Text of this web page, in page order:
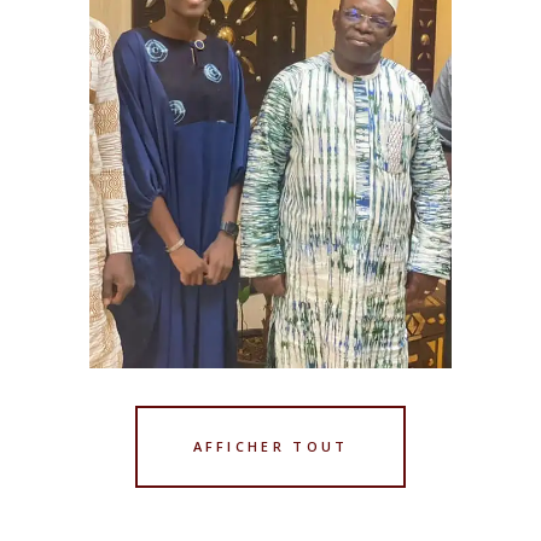
subvention(Fonds de Soutien
à la structuration des
organisations culturelles),
avec des activités prévues du
14 au 18 septembre à la
Fondation sur le Niger à
Ségou. Ce projet vise à
dénoncer la maltraitance et
les préjugés auxquels les filles
sont confrontées au quotidien
dans la société. […]
ACTUALITÉ FONDS
MAAYA
Le lundi 11 septembre 2023,
AFFICHER TOUT